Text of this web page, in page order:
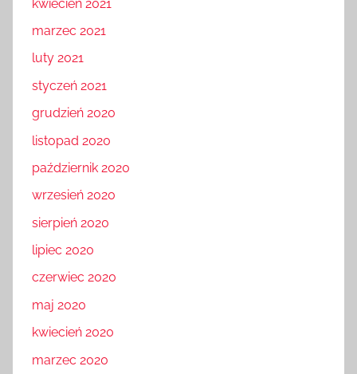
kwiecień 2021
marzec 2021
luty 2021
styczeń 2021
grudzień 2020
listopad 2020
październik 2020
wrzesień 2020
sierpień 2020
lipiec 2020
czerwiec 2020
maj 2020
kwiecień 2020
marzec 2020